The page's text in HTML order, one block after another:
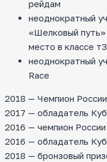
рейдам
неоднократный
«Шелковый
место в классе
неоднократный
Race
2018 — Чемпион
2017 — обладатель
2016 — чемпион
2016 — обладатель
2018 — бронзовый